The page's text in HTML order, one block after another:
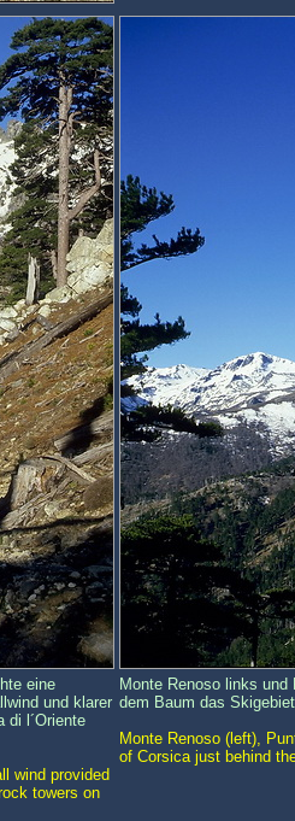
eine
und klarer
di l´Oriente
wind provided
towers on
Monte Renoso links und
dem Baum das
Monte Renoso (left),
of Corsica just behind